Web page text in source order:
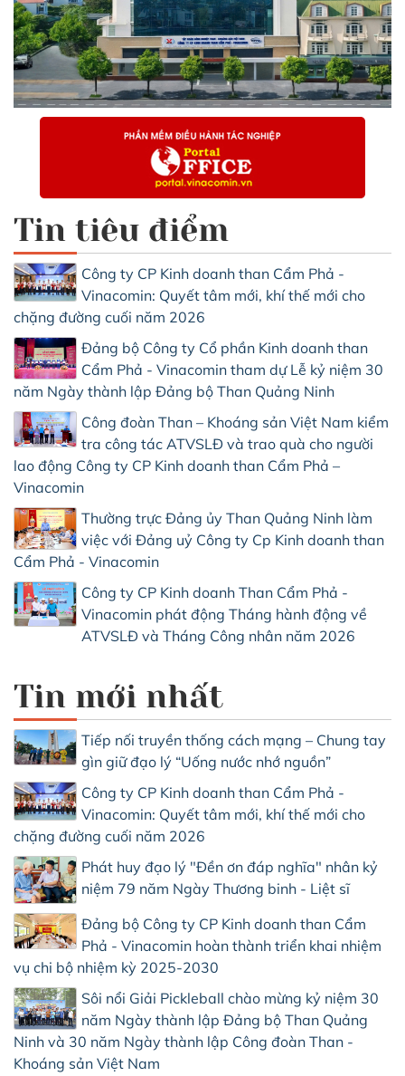
Tin tiêu điểm
Công ty CP Kinh doanh than Cẩm Phả -
Vinacomin: Quyết tâm mới, khí thế mới cho
chặng đường cuối năm 2026
Đảng bộ Công ty Cổ phần Kinh doanh than
Cẩm Phả - Vinacomin tham dự Lễ kỷ niệm 30
năm Ngày thành lập Đảng bộ Than Quảng Ninh
Công đoàn Than – Khoáng sản Việt Nam kiểm
tra công tác ATVSLĐ và trao quà cho người
lao động Công ty CP Kinh doanh than Cẩm Phả –
Vinacomin
Thường trực Đảng ủy Than Quảng Ninh làm
việc với Đảng uỷ Công ty Cp Kinh doanh than
Cẩm Phả - Vinacomin
Công ty CP Kinh doanh Than Cẩm Phả -
Vinacomin phát động Tháng hành động về
ATVSLĐ và Tháng Công nhân năm 2026
Tin mới nhất
Tiếp nối truyền thống cách mạng – Chung tay
gìn giữ đạo lý “Uống nước nhớ nguồn”
Công ty CP Kinh doanh than Cẩm Phả -
Vinacomin: Quyết tâm mới, khí thế mới cho
chặng đường cuối năm 2026
Phát huy đạo lý "Đền ơn đáp nghĩa" nhân kỷ
niệm 79 năm Ngày Thương binh - Liệt sĩ
Đảng bộ Công ty CP Kinh doanh than Cẩm
Phả - Vinacomin hoàn thành triển khai nhiệm
vụ chi bộ nhiệm kỳ 2025-2030
Sôi nổi Giải Pickleball chào mừng kỷ niệm 30
năm Ngày thành lập Đảng bộ Than Quảng
Ninh và 30 năm Ngày thành lập Công đoàn Than -
Khoáng sản Việt Nam